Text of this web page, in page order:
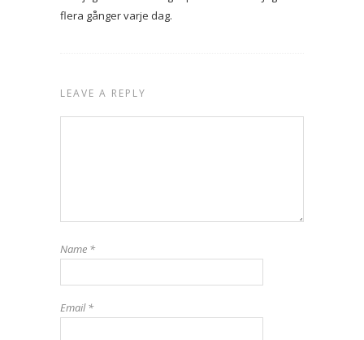
flera gånger varje dag.
LEAVE A REPLY
Name *
Email*